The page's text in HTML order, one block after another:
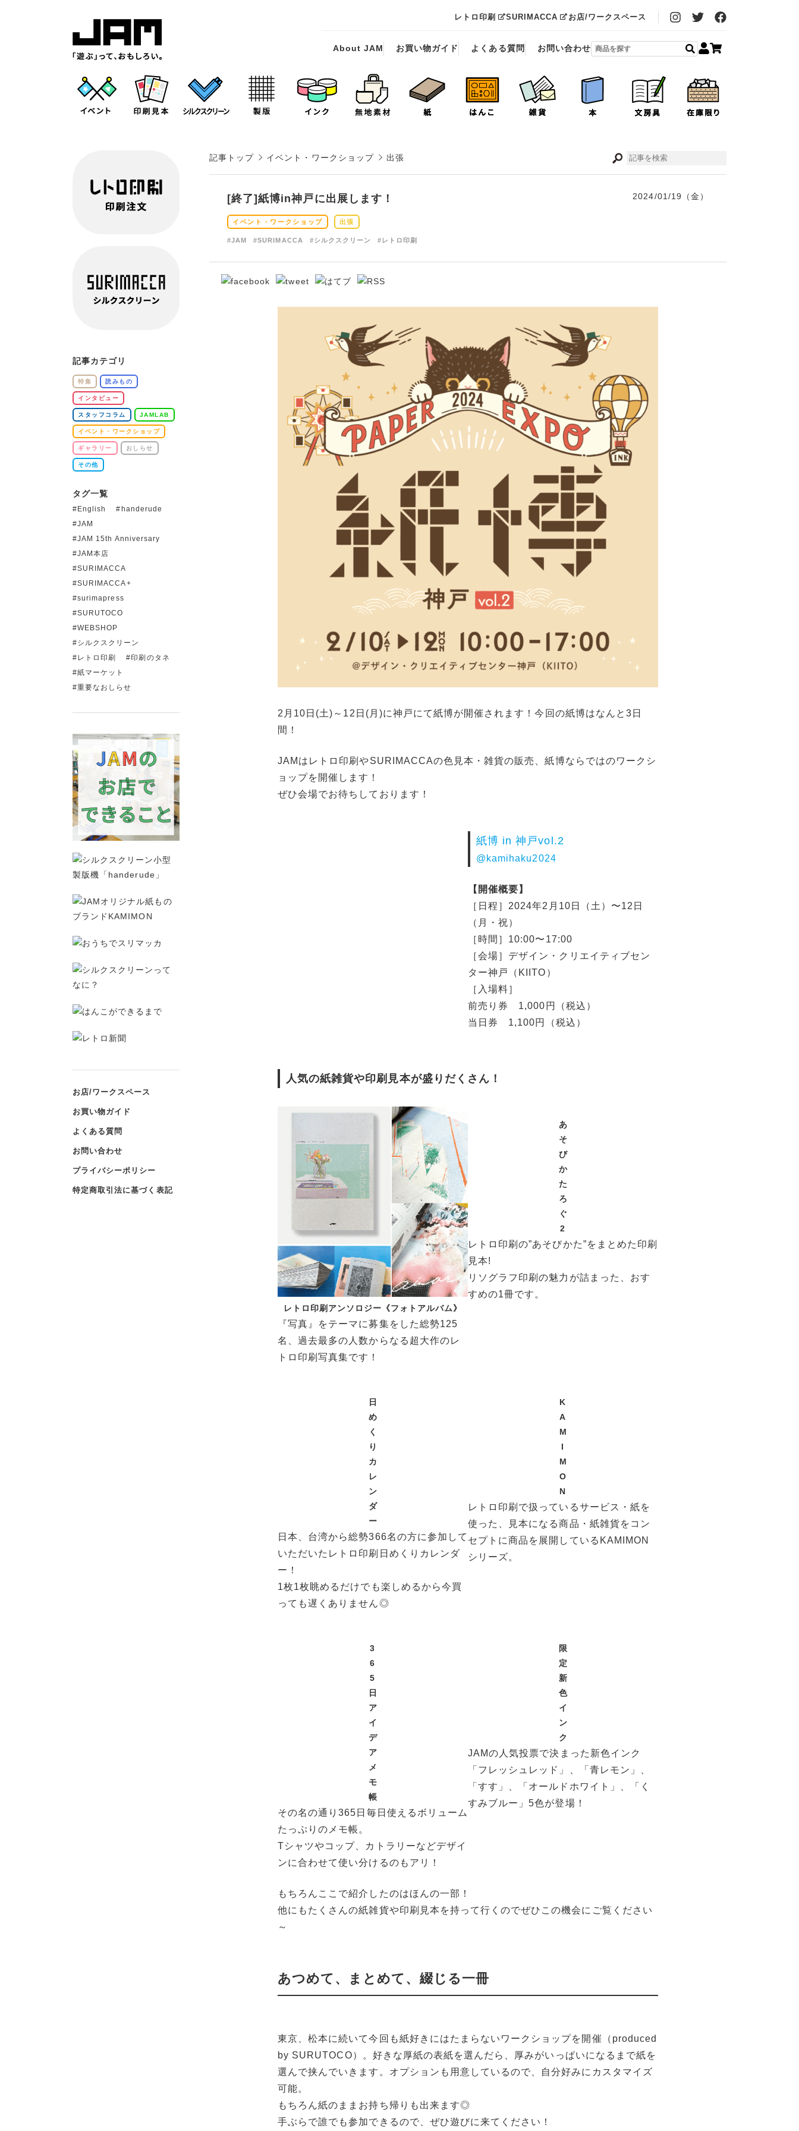
レトロ印刷 SURIMACCA お店/ワークスペース
About JAM お買い物ガイド よくある質問 お問い合わせ
記事トップ イベント・ワークショップ 出張
[終了]紙博in神戸に出展します！ 2024/01/19（金）
イベント・ワークショップ 出張
#JAM #SURIMACCA #シルクスクリーン #レトロ印刷
2月10日(土)～12日(月)に神戸にて紙博が開催されます！今回の紙博はなんと3日
間！
JAMはレトロ印刷やSURIMACCAの色見本・雑貨の販売、紙博ならではのワークシ
ョップを開催します！
ぜひ会場でお待ちしております！
紙博 in 神戸vol.2
@kamihaku2024
【開催概要】
［日程］2024年2月10日（土）〜12日
（月・祝）
［時間］10:00〜17:00
［会場］デザイン・クリエイティブセン
ター神戸（KIITO）
［入場料］
前売り券 1,000円（税込）
当日券 1,100円（税込）
人気の紙雑貨や印刷見本が盛りだくさん！
レトロ印刷アンソロジー《フォトアルバム》
『写真』をテーマに募集をした総勢125
名、過去最多の人数からなる超大作のレ
トロ印刷写真集です！
あ
そ
び
か
た
ろ
ぐ
2
レトロ印刷の”あそびかた”をまとめた印刷
見本!
リソグラフ印刷の魅力が詰まった、おす
すめの1冊です。
日
め
く
り
カ
レ
ン
ダ
ー
日本、台湾から総勢366名の方に参加して
いただいたレトロ印刷日めくりカレンダ
ー！
1枚1枚眺めるだけでも楽しめるから今買
っても遅くありません◎
K
A
M
I
M
O
N
レトロ印刷で扱っているサービス・紙を
使った、見本になる商品・紙雑貨をコン
セプトに商品を展開しているKAMIMON
シリーズ。
3
6
5
日
ア
イ
デ
ア
メ
モ
帳
その名の通り365日毎日使えるボリューム
たっぷりのメモ帳。
Tシャツやコップ、カトラリーなどデザイ
ンに合わせて使い分けるのもアリ！
限
定
新
色
イ
ン
ク
JAMの人気投票で決まった新色インク
「フレッシュレッド」、「青レモン」、
「すす」、「オールドホワイト」、「く
すみブルー」5色が登場！
もちろんここで紹介したのはほんの一部！
他にもたくさんの紙雑貨や印刷見本を持って行くのでぜひこの機会にご覧ください
～
あつめて、まとめて、綴じる一冊
東京、松本に続いて今回も紙好きにはたまらないワークショップを開催（produced
by SURUTOCO）。好きな厚紙の表紙を選んだら、厚みがいっぱいになるまで紙を
選んで挟んでいきます。オプションも用意しているので、自分好みにカスタマイズ
可能。
もちろん紙のままお持ち帰りも出来ます◎
手ぶらで誰でも参加できるので、ぜひ遊びに来てください！
記事カテゴリ
特集 読みもの
インタビュー
スタッフコラム JAMLAB
イベント・ワークショップ
ギャラリー おしらせ
その他
タグ一覧
English
handerude
JAM
JAM 15th Anniversary
JAM本店
SURIMACCA
SURIMACCA+
surimapress
SURUTOCO
WEBSHOP
シルクスクリーン
レトロ印刷
印刷のタネ
紙マーケット
重要なおしらせ
お店/ワークスペース
お買い物ガイド
よくある質問
お問い合わせ
プライバシーポリシー
特定商取引法に基づく表記